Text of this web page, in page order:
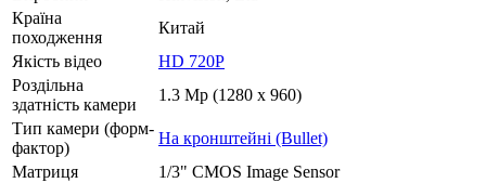
Країна
походження
Китай
Якість відео
HD 720P
Роздільна
здатність камери
1.3 Mp (1280 x 960)
Тип камери (форм-
фактор)
На кронштейні (Bullet)
Матриця
1/3" CMOS Image Sensor